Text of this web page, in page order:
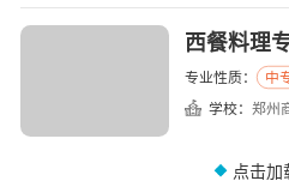
西餐料理
专业性质： 中
学校： 郑州
点击加